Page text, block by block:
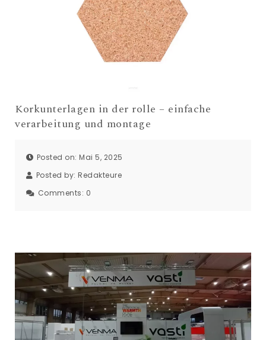
Korkunterlagen in der rolle – einfache
verarbeitung und montage
Posted on: Mai 5, 2025
Posted by: Redakteure
Comments: 0